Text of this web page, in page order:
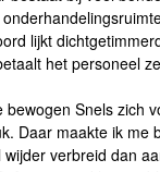
lijkt
het personeel
Snels zich
Daar maakte ik me
verbreid dan